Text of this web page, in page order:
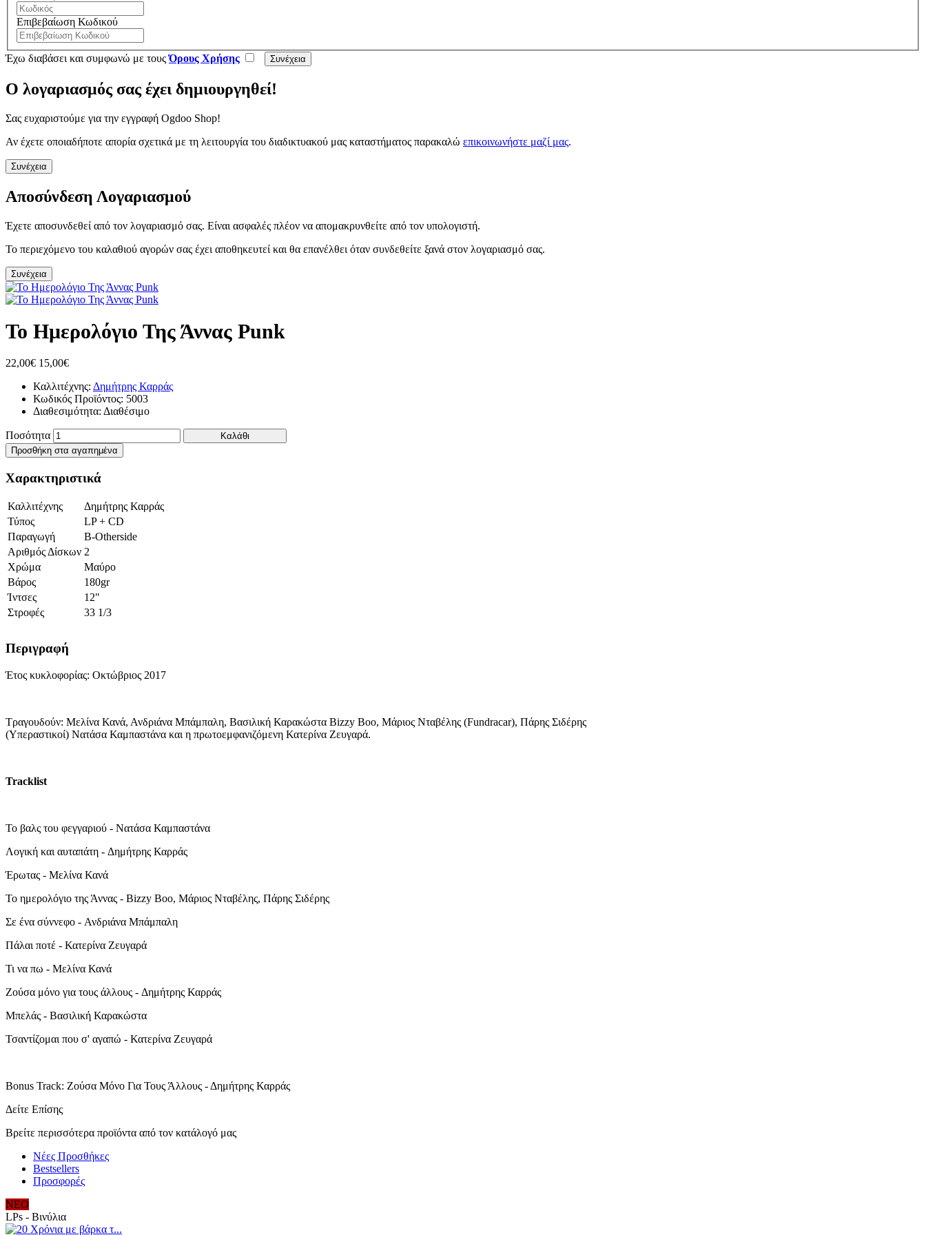
Επιβεβαίωση Κωδικού
Έχω διαβάσει και συμφωνώ με τουςΌρους Χρήσης
Ο λογαριασμός σας έχει δημιουργηθεί!
Σας ευχαριστούμε για την εγγραφή Ogdoo Shop!
Αν έχετε οποιαδήποτε απορία σχετικά με τη λειτουργία του διαδικτυακού μας καταστήματος παρακαλώ επικοινωνήστε μαζί μας.
Συνέχεια
Αποσύνδεση Λογαριασμού
Έχετε αποσυνδεθεί από τον λογαριασμό σας. Είναι ασφαλές πλέον να απομακρυνθείτε από τον υπολογιστή.
Το περιεχόμενο του καλαθιού αγορών σας έχει αποθηκευτεί και θα επανέλθει όταν συνδεθείτε ξανά στον λογαριασμό σας.
Συνέχεια
Το Ημερολόγιο Της Άννας Punk
22,00€ 15,00€
Καλλιτέχνης: Δημήτρης Καρράς
Κωδικός Προϊόντος: 5003
Διαθεσιμότητα: Διαθέσιμο
Ποσότητα
Καλάθι
Προσθήκη στα αγαπημένα
Χαρακτηριστικά
Καλλιτέχνης
Δημήτρης Καρράς
Τύπος
LP + CD
Παραγωγή
B-Otherside
Αριθμός Δίσκων 2
Χρώμα
Μαύρο
Βάρος
180gr
Ίντσες
12"
Στροφές
33 1/3
Περιγραφή
Έτος κυκλοφορίας: Οκτώβριος 2017
Τραγουδούν: Μελίνα Κανά, Ανδριάνα Μπάμπαλη, Βασιλική Καρακώστα Bizzy Boo, Μάριος Νταβέλης (Fundracar), Πάρης Σιδέρης
(Υπεραστικοί) Νατάσα Καμπαστάνα και η πρωτοεμφανιζόμενη Κατερίνα Ζευγαρά.
Tracklist
Το βαλς του φεγγαριού - Νατάσα Καμπαστάνα
Λογική και αυταπάτη - Δημήτρης Καρράς
Έρωτας - Μελίνα Κανά
Το ημερολόγιο της Άννας - Bizzy Boo, Μάριος Νταβέλης, Πάρης Σιδέρης
Σε ένα σύννεφο - Ανδριάνα Μπάμπαλη
Πάλαι ποτέ - Κατερίνα Ζευγαρά
Τι να πω - Μελίνα Κανά
Ζούσα μόνο για τους άλλους - Δημήτρης Καρράς
Μπελάς - Βασιλική Καρακώστα
Τσαντίζομαι που σ' αγαπώ - Κατερίνα Ζευγαρά
Bonus Track: Ζούσα Μόνο Για Τους Άλλους - Δημήτρης Καρράς
Δείτε Επίσης
Βρείτε περισσότερα προϊόντα από τον κατάλογό μας
Νέες Προσθήκες
Bestsellers
Προσφορές
ΝΕΟ
LPs - Βινύλια